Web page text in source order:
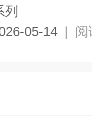
05-14 | 阅